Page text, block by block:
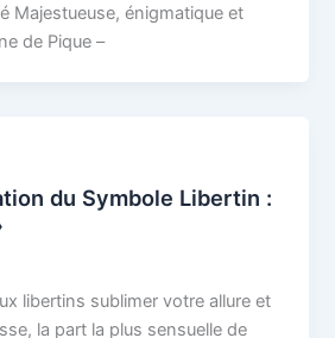
Majestueuse, énigmatique et
de Pique –
du Symbole Libertin :
libertins sublimer votre allure et
la part la plus sensuelle de